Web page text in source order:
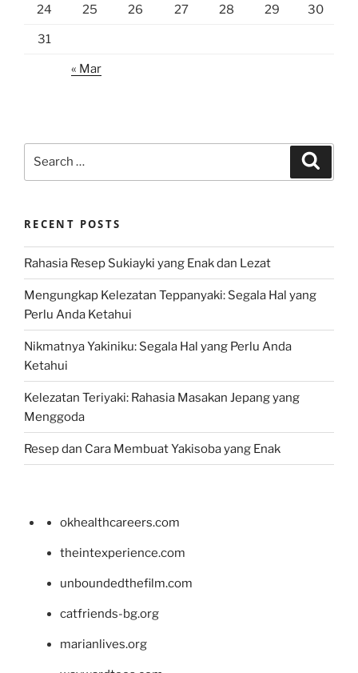
24 25 26 27 28 29 30
31
« Mar
RECENT POSTS
Rahasia Resep Sukiayki yang Enak dan Lezat
Mengungkap Kelezatan Teppanyaki: Segala Hal yang
Perlu Anda Ketahui
Nikmatnya Yakiniku: Segala Hal yang Perlu Anda
Ketahui
Kelezatan Teriyaki: Rahasia Masakan Jepang yang
Menggoda
Resep dan Cara Membuat Yakisoba yang Enak
okhealthcareers.com
theintexperience.com
unboundedthefilm.com
catfriends-bg.org
marianlives.org